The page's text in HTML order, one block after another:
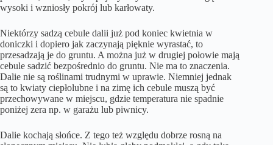
wysoki i wzniosły pokrój lub karłowaty.
Niektórzy sadzą cebule dalii już pod koniec kwietnia w
doniczki i dopiero jak zaczynają pięknie wyrastać, to
przesadzają je do gruntu. A można już w drugiej połowie mają
cebule sadzić bezpośrednio do gruntu. Nie ma to znaczenia.
Dalie nie są roślinami trudnymi w uprawie. Niemniej jednak
są to kwiaty ciepłolubne i na zimę ich cebule muszą być
przechowywane w miejscu, gdzie temperatura nie spadnie
poniżej zera np. w garażu lub piwnicy.
Dalie kochają słońce. Z tego też względu dobrze rosną na